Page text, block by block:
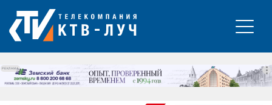
РЕКЛАМА